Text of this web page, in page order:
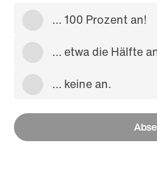
… 100 Prozent an!
… etwa die Hälfte
… keine an.